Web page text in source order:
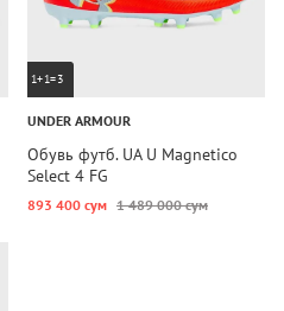
1+1=3
UNDER ARMOUR
Обувь футб. UA U Magnetico
Select 4 FG
893 400 сум 1 489 000 сум